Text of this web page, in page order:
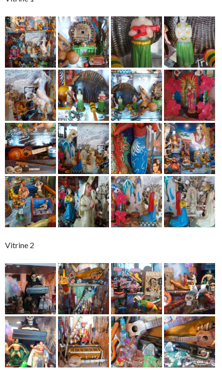
Vitrine 2